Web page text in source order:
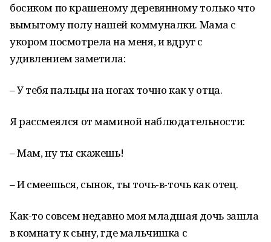
босиком по крашеному деревянному только что
вымытому полу нашей коммуналки. Мама с
укором посмотрела на меня, и вдруг с
удивлением заметила:
– У тебя пальцы на ногах точно как у отца.
Я рассмеялся от маминой наблюдательности:
– Мам, ну ты скажешь!
– И смеешься, сынок, ты точь-в-точь как отец.
Как-то совсем недавно моя младшая дочь зашла
в комнату к сыну, где мальчишка с